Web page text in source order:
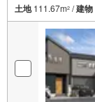
土地111.67m2 /建物